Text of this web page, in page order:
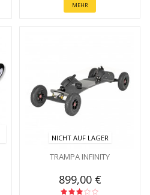
MEHR
NICHT AUF LAGER
TRAMPA INFINITY
899,00 €